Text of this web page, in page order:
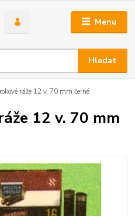
Menu
Hledat
ráže 12 v. 70 mm černé
12 v. 70 mm